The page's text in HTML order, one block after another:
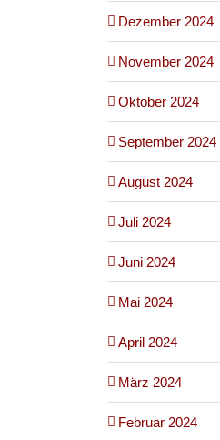
Dezember 2024
November 2024
Oktober 2024
September 2024
August 2024
Juli 2024
Juni 2024
Mai 2024
April 2024
März 2024
Februar 2024